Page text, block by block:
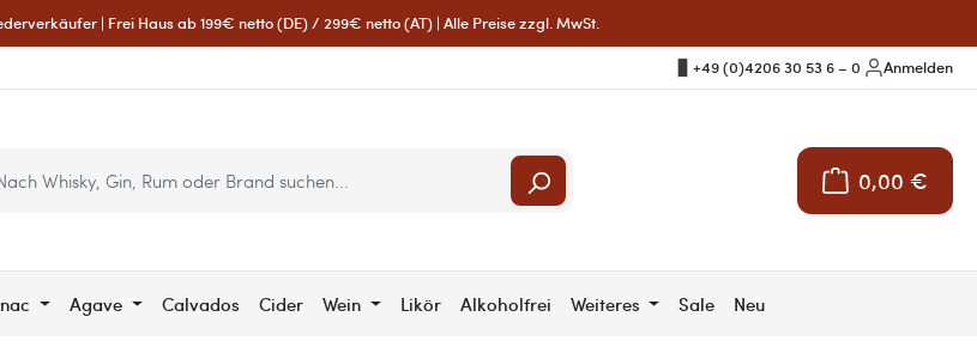
| Frei Haus ab 199€ netto (DE) / 299€ netto (AT) | Alle Preise zzgl. MwSt.
+49 (0)4206 30 53 6 – 0 Anmelden
0,00 €
Warenkorb
Agave Calvados Cider Wein Likör Alkoholfrei Weiteres Sale Neu